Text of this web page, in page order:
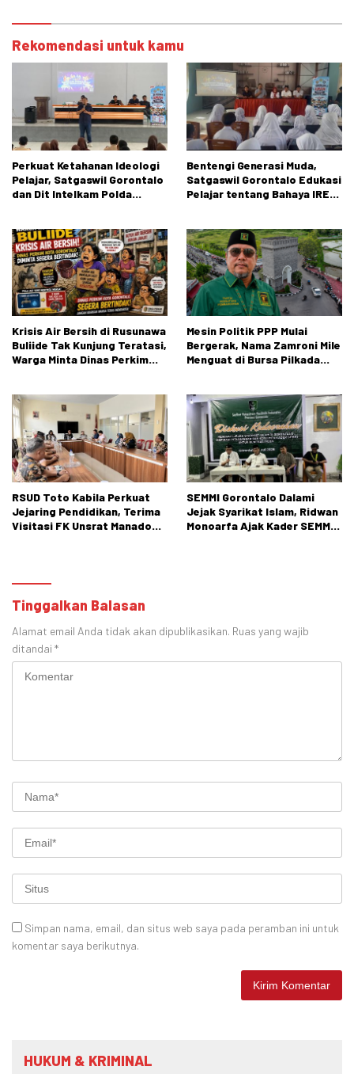
Rekomendasi untuk kamu
Perkuat Ketahanan Ideologi
Pelajar, Satgaswil Gorontalo
dan Dit Intelkam Polda
Negeri 1 Kabila
Bentengi Generasi Muda,
Satgaswil Gorontalo Edukasi
Pelajar tentang Bahaya IRET,
Krisis Air Bersih di Rusunawa
Buliide Tak Kunjung Teratasi,
Warga Minta Dinas Perkim
Mesin Politik PPP Mulai
Bergerak, Nama Zamroni Mile
Menguat di Bursa Pilkada
RSUD Toto Kabila Perkuat
Jejaring Pendidikan, Terima
Visitasi FK Unsrat Manado
SEMMI Gorontalo Dalami
Jejak Syarikat Islam, Ridwan
Monoarfa Ajak Kader SEMMI
Tinggalkan Balasan
Alamat email Anda tidak akan dipublikasikan. Ruas yang wajib
ditandai *
Simpan nama, email, dan situs web saya pada peramban ini untuk
komentar saya berikutnya.
HUKUM & KRIMINAL